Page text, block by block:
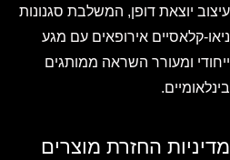
עיצוב יוצאת דופן, המשלבת סגנונות
ניאו-קלאסיים אירופאים עם מגע
ייחודי ומעורר השראה ממותגים
בינלאומיים.
מדיניות החזרת מוצרים